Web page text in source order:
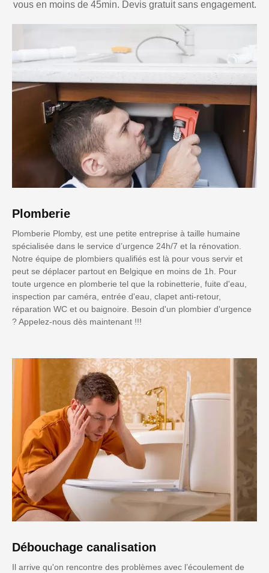
vous en moins de 45min. Devis gratuit sans engagement.
Plomberie
Plomberie Plomby, est une petite entreprise à taille humaine
spécialisée dans le service d’urgence 24h/7 et la rénovation.
Notre équipe de plombiers qualifiés est là pour vous servir et
peut se déplacer partout en Belgique en moins de 1h. Pour
toute urgence en plomberie tel que la robinetterie, fuite d'eau,
inspection par caméra, entrée d'eau, clapet anti-retour,
réparation WC et ou baignoire. Besoin d'un plombier d'urgence
? Appelez-nous dès maintenant !!!
Débouchage canalisation
Il arrive qu'on rencontre des problèmes avec l’écoulement de